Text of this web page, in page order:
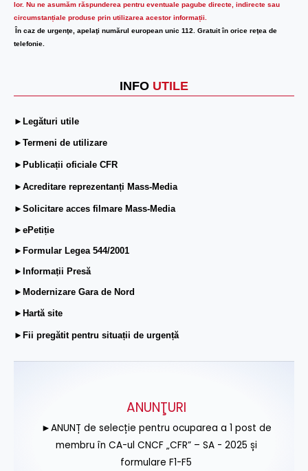
lor. Nu ne asumăm răspunderea pentru eventuale pagube directe, indirecte sau
circumstanțiale produse prin utilizarea acestor informații.
În caz de urgenţe, apelaţi numărul european unic 112. Gratuit în orice reţea de
telefonie.
INFO UTILE
►Legături utile
►Termeni de utilizare
►Publicații oficiale CFR
►Acreditare reprezentanți Mass-Media
►Solicitare acces filmare Mass-Media
►ePetiție
►Formular Legea 544/2001
►Informații Presă
►Modernizare Gara de Nord
►Hartă site
►Fii pregătit pentru situații de urgență
ANUNŢURI
►ANUNȚ de selecție pentru ocuparea a 1 post de
membru în CA-ul CNCF „CFR” – SA - 2025 și
formulare F1-F5